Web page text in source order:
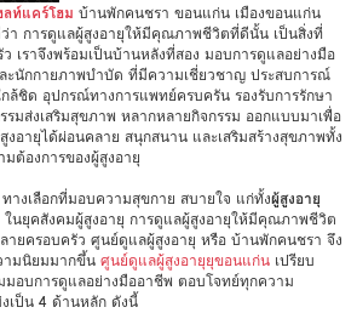
ลท์แคร์โฮมบ้านพักคนชรา ขอนแก่น เมืองขอนแก่น
ว่า การดูแลผู้สูงอายุให้มีคุณภาพชีวิตที่ดีนั้น เป็นสิ่งที่
เราจึงพร้อมเป็นบ้านหลังที่สอง มอบการดูแลอย่างมือ
นักกายภาพบำบัด ที่มีความเชี่ยวชาญ ประสบการณ์
กล้ชิด อุปกรณ์ทางการแพทย์ครบครัน รองรับการรักษา
มส่งเสริมสุขภาพ หลากหลายกิจกรรม ออกแบบมาเพื่อ
งอายุได้ผ่อนคลาย สนุกสนาน และเสริมสร้างสุขภาพทั้ง
ต้องการของผู้สูงอายุ
ทางเลือกที่มอบความสุขกาย สบายใจ แก่ทั้งผู้สูงอายุ
ในยุคสังคมผู้สูงอายุ การดูแลผู้สูงอายุให้มีคุณภาพชีวิต
ายครอบครัว ศูนย์ดูแลผู้สูงอายุ หรือ บ้านพักคนชรา จึง
ามนิยมมากขึ้นศูนย์ดูแลผู้สูงอายุยุขอนแก่น เปรียบ
มอบการดูแลอย่างมืออาชีพ ตอบโจทย์ทุกความ
เป็น 4 ด้านหลัก ดังนี้